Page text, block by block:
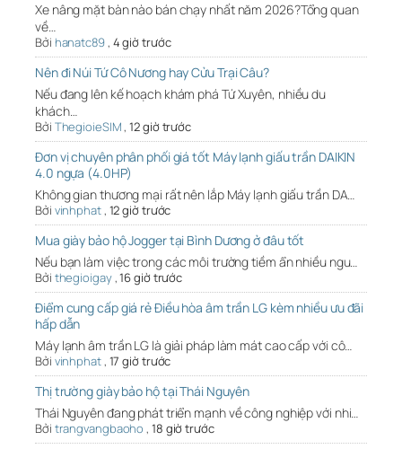
Xe nâng mặt bàn nào bán chạy nhất năm 2026?Tổng quan
về…
Bởi hanatc89, 4 giờ trước
Nên đi Núi Tứ Cô Nương hay Cửu Trại Câu?
Nếu đang lên kế hoạch khám phá Tứ Xuyên, nhiều du
khách…
Bởi ThegioieSIM,12 giờ trước
Đơn vị chuyên phân phối giá tốt Máy lạnh giấu trần DAIKIN
4.0 ngựa (4.0HP)
Không gian thương mại rất nên lắp Máy lạnh giấu trần DA…
Bởi vinhphat, 12 giờ trước
Mua giày bảo hộ Jogger tại Bình Dương ở đâu tốt
Nếu bạn làm việc trong các môi trường tiềm ẩn nhiều ngu…
Bởi thegioigay,16 giờ trước
Điểm cung cấp giá rẻ Điều hòa âm trần LG kèm nhiều ưu đãi
hấp dẫn
Máy lạnh âm trần LG là giải pháp làm mát cao cấp với cô…
Bởi vinhphat, 17 giờ trước
Thị trường giày bảo hộ tại Thái Nguyên
Thái Nguyên đang phát triển mạnh về công nghiệp với nhi…
Bởi trangvangbaoho , 18 giờ trước